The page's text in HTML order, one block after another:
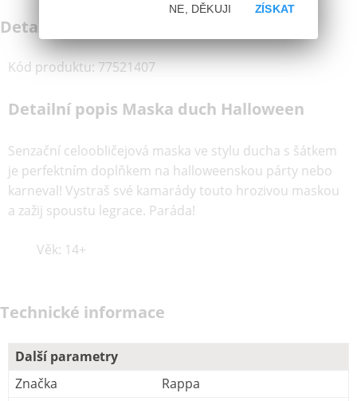
Detailní informace
Kód produktu: 77521407
Detailní popis Maska duch Halloween
Senzační celoobličejová maska ve stylu ducha s šátkem
je perfektním doplňkem na halloweenskou párty nebo
karneval! Vystraš své kamarády touto hrozivou maskou
a zažij spoustu legrace. Paráda!
Věk: 14+
Technické informace
Další parametry
Značka
Rappa
ZÍSKAT
NE, DĚKUJI